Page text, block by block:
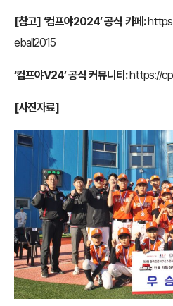
[참고] ‘컴프야2024’ 공식 카페:
eball2015
‘컴프야V24’ 공식 커뮤니티:https://
[사진자료]